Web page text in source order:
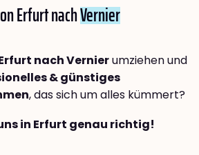
Erfurt nachVernier
nach Vernierumziehen und
& günstiges
, das sich um alles kümmert?
in Erfurt genau richtig!